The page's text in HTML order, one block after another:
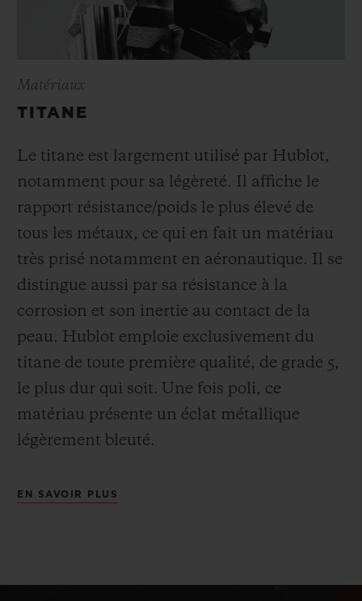
Matériaux
TITANE
Le titane est largement utilisé par Hublot,
notamment pour sa légèreté. Il affiche le
rapport résistance/poids le plus élevé de
tous les métaux, ce qui en fait un matériau
très prisé notamment en aéronautique. Il se
distingue aussi par sa résistance à la
corrosion et son inertie au contact de la
peau. Hublot emploie exclusivement du
titane de toute première qualité, de grade 5,
le plus dur qui soit. Une fois poli, ce
matériau présente un éclat métallique
légèrement bleuté.
EN SAVOIR PLUS